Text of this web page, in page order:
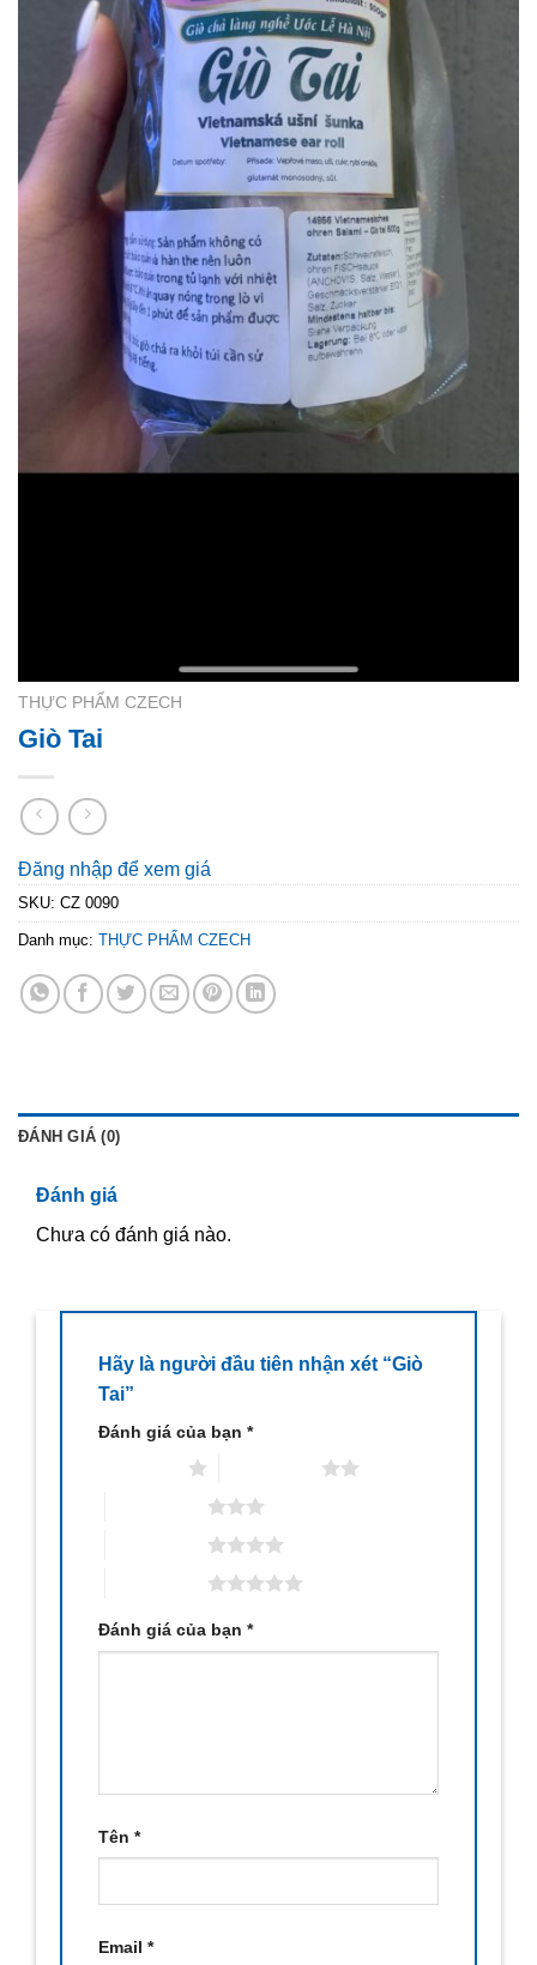
THỰC PHẨM CZECH
Giò Tai
Đăng nhập để xem giá
SKU: CZ 0090
Danh mục: THỰC PHẨM CZECH
ĐÁNH GIÁ (0)
Đánh giá
Chưa có đánh giá nào.
Hãy là người đầu tiên nhận xét “Giò
Tai”
Đánh giá của bạn *
Đánh giá của bạn *
Tên *
Email *